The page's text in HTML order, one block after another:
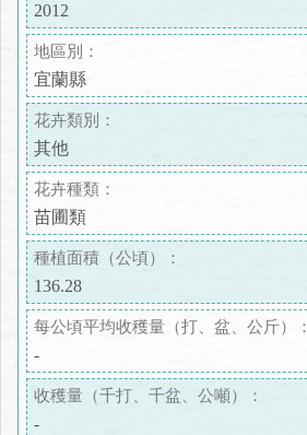
2012
地區別：
宜蘭縣
花卉類別：
其他
花卉種類：
苗圃類
種植面積（公頃）：
136.28
每公頃平均收穫量（打、盆、公斤）：
-
收穫量（千打、千盆、公噸）：
-